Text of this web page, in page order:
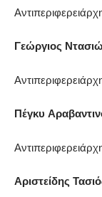
Γεώργιος
Πέγκυ
Αριστείδης